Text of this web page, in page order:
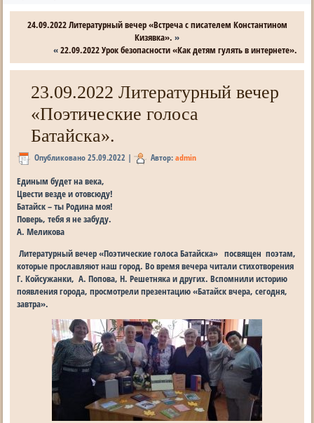
24.09.2022 Литературный вечер «Встреча с писателем Константином
Кизявка». »
«22.09.2022 Урок безопасности «Как детям гулять в интернете».
23.09.2022 Литературный вечер
«Поэтические голоса
Батайска».
Опубликовано 25.09.2022 | Автор: admin
Единым будет на века,
Цвести везде и отовсюду!
Батайск – ты Родина моя!
Поверь, тебя я не забуду.
А. Меликова
Литературный вечер «Поэтические голоса Батайска» посвящен поэтам,
которые прославляют наш город. Во время вечера читали стихотворения
Г. Койсужанки, А. Попова, Н. Решетняка и других. Вспомнили историю
появления города, просмотрели презентацию «Батайск вчера, сегодня,
завтра».